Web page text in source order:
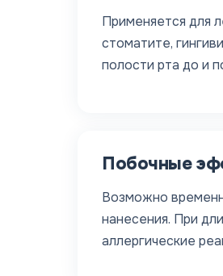
Применяется для
стоматите,
полости рта до и
Побочные
Возможно
нанесения. При
аллергические